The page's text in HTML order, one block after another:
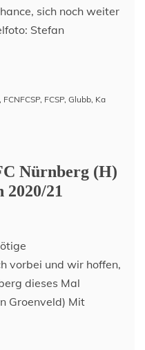
sich noch weiter
Stefan
, FCNFCSP, FCSP, Glubb, Ka
Nürnberg (H)
2020/21
vorbei und wir hoffen,
dieses Mal
Groenveld) Mit